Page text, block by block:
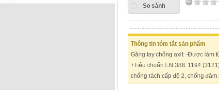
So sánh
Thông tin tóm tắt sản phẩm
Găng tay chống axit: -Được làm
+Tiêu chuẩn EN 388: 1194
chống rách cấp độ 2, chống đâm